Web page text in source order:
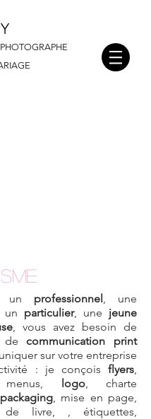
PHOTOGRAPHE
un professionnel, une
un particulier, une jeune
, vous avez besoin de
de communication print
sur votre entreprise
: je conçois flyers,
menus, logo, charte
packaging, mise en page,
de livre, , étiquettes,